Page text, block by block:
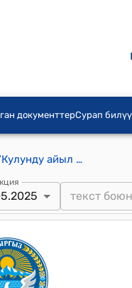
документтерСурап билүү
Кулунду айылдык кенешинин 2025-жылдын 14-майындагы №37 "“Кулунду айыл аймагына караштуу Максат айылынын түштүк тарабынан №6, №1, №4 контурларынан 44,05 га жерин бир багыттан экинчи бир багытка которуу (трансформациялоо) жана программасын бекитүү жөнүндө” токтому Кыргыз Республикасынын Жер Кодексинин 11-беренесинин жана Кулунду айыл өкмөтүнүн жер адиси А. Дехкановдун маалыматын, Кулунду айылдык кеңешинин Айыл чарба, өнөр жай, жерге жайгаштыруу, экология жана жаратылышты коргоо боюнча туруктуу комиссиясынын төрагасы, депутат Б. Абдуллатип уулунун баяндамасын угуп, Кулунду айылдык кеңешинин кезектеги 7-сессиясынын отуруму күн тартибиндеги маселелерди карап жана талкуулап, №7-протоколунун чечиминин 3-пунктунун негизинде ТОКТОМ КЫЛАТ: 1. Максат айылынын түштүк тарабынан №6 контурунан 11,03 га жайыт жер, №1 контурунан 1,58 га жайыт жер, №4 контурунан 31,36 га жайыт жер, 0,07 га жер аянты талаа жолу астындагы жер, 0,01 га жер аянты суу астындагы жер жалпы 44,05 га “айыл чарба багытындагы жерлер” категориясынан “калктуу конуштардын жерлери” категориясына которууга (трансформациялоо) макулдук берилсин жана программасы бекитилсин. 2. жагы Ушул токтомдун аткарылышы Кулунду айыл өкмөтүнүн башчысына милдеттендирилсин. 3. Ушул токтомдун аткарылышын көзөмөлдөө жагы Кулунду айылдык кеңешинин Айыл чарба, өнөр жай, жерге жайгаштыруу, экология жана жаратылышты